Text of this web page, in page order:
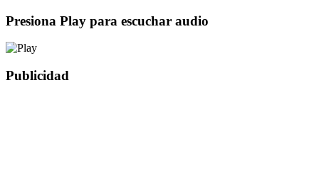
Presiona Play para escuchar audio
Publicidad